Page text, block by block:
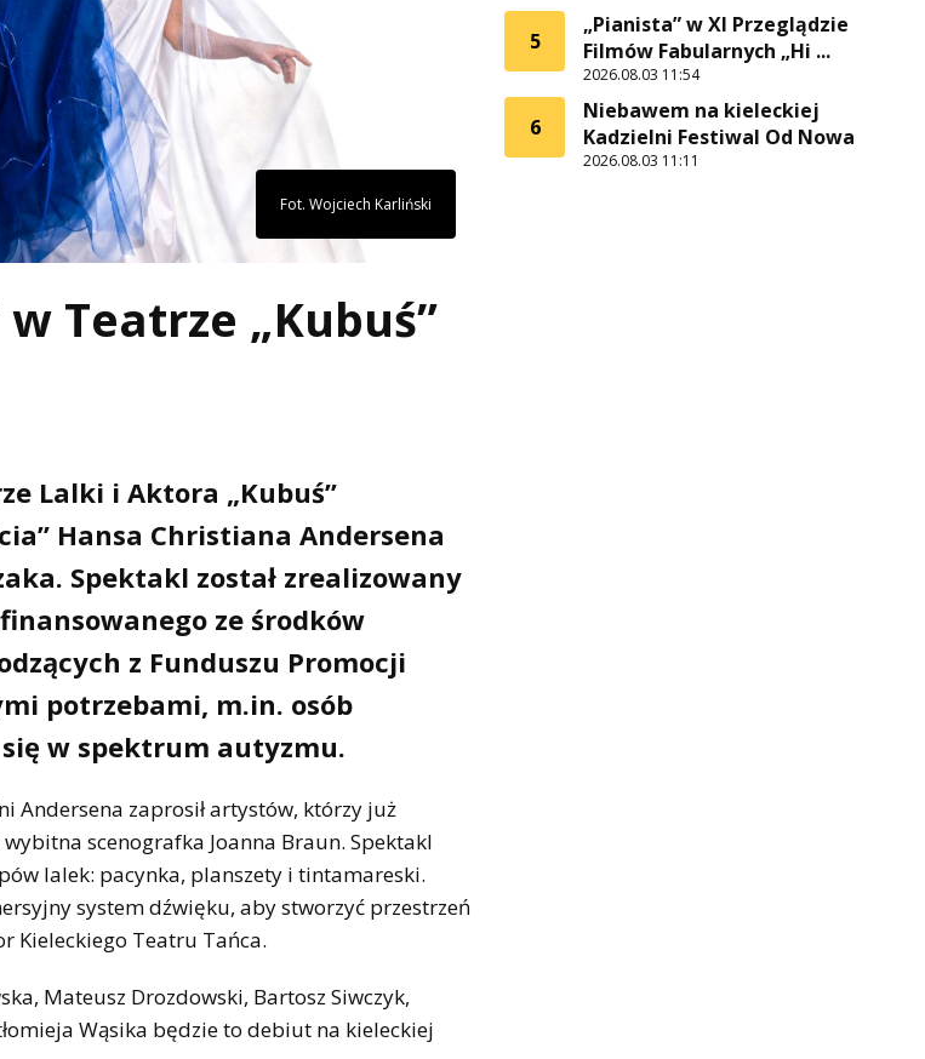
Fot. Wojciech Karliński
Teatrze „Kubuś”
Lalki i Aktora „Kubuś”
Hansa Christiana Andersena
Spektakl został zrealizowany
ze środków
z Funduszu Promocji
potrzebami, m.in. osób
w spektrum autyzmu.
Andersena zaprosił artystów, którzy już
scenografka Joanna Braun. Spektakl
lalek: pacynka, planszety i tintamareski.
system dźwięku, aby stworzyć przestrzeń
Kieleckiego Teatru Tańca.
Mateusz Drozdowski, Bartosz Siwczyk,
Wąsika będzie to debiut na kieleckiej
5
„Pianista” w XI Przeglądzie
Filmów Fabularnych „Hi ...
2026.08.03 11:54
6
Niebawem na kieleckiej
Kadzielni Festiwal Od Nowa
2026.08.03 11:11